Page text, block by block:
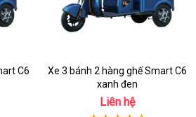
C6
Xe 3 bánh 2 hàng ghế Smart C6
xanh đen
Liên hệ